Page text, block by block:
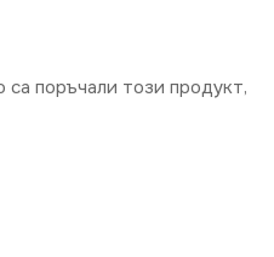
поръчали този продукт,